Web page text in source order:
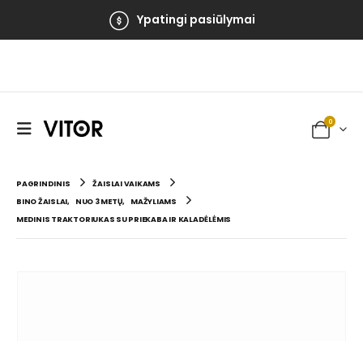
Ypatingi pasiūlymai
0
PAGRINDINIS
ŽAISLAI VAIKAMS
BINO ŽAISLAI, NUO 3 METŲ,
MAŽYLIAMS
MEDINIS TRAKTORIUKAS SU PRIEKABA IR KALADĖLĖMIS